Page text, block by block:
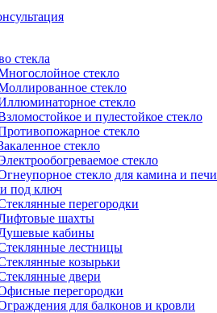
стекла
стекло
стекло
стекло
и пулестойкое стекло
стекло
стекло
стекло
стекло для камина и печи
под ключ
перегородки
шахты
кабины
лестницы
козырьки
двери
перегородки
для балконов и кровли